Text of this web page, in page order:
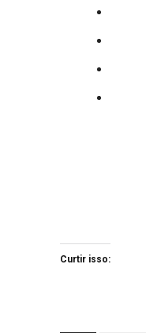
Curtir isso: